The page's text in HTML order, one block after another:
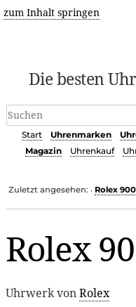
zum Inhalt springen
Die besten
Start Uhrenmarken
Magazin
Uhrenkauf
Zuletzt angesehen: • Rolex
Rolex
Uhrwerk vonRolex